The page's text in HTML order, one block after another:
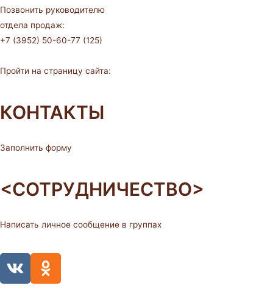
Позвонить руководителю
отдела продаж:
+7 (3952) 50-60-77 (125)
Пройти на страницу сайта:
КОНТАКТЫ
Заполнить форму
<СОТРУДНИЧЕСТВО>
Написать личное сообщение в группах
V
k
O
d